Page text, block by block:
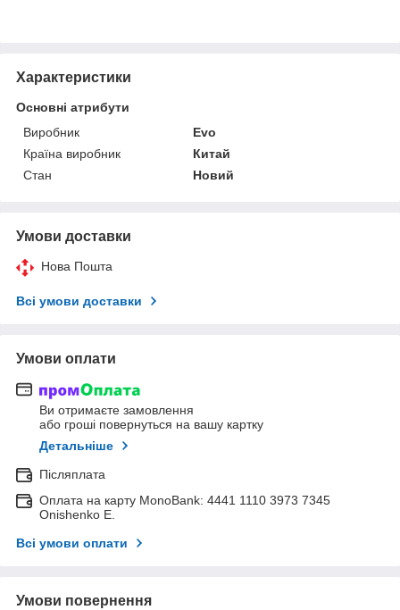
Характеристики
Основні атрибути
Виробник
Evo
Країна виробник
Китай
Стан
Новий
Умови доставки
Нова Пошта
Всі умови доставки
Умови оплати
Ви отримаєте замовлення
або гроші повернуться на вашу картку
Детальніше
Післяплата
Оплата на карту MonoBank: 4441 1110 3973 7345
Onishenko E.
Всі умови оплати
Умови повернення